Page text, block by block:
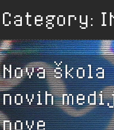
Category:
Nova škola
novih
nove